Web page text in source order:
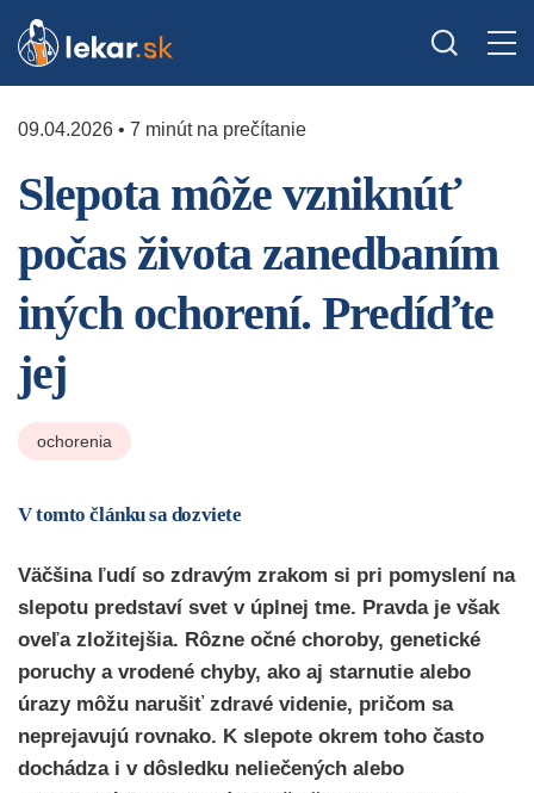
09.04.2026 • 7 minút na prečítanie
Slepota môže vzniknúť
počas života zanedbaním
iných ochorení. Predíďte
jej
ochorenia
V tomto článku sa dozviete
Väčšina ľudí so zdravým zrakom si pri pomyslení na
slepotu predstaví svet v úplnej tme. Pravda je však
oveľa zložitejšia. Rôzne očné choroby, genetické
poruchy a vrodené chyby, ako aj starnutie alebo
úrazy môžu narušiť zdravé videnie, pričom sa
neprejavujú rovnako. K slepote okrem toho často
dochádza i v dôsledku neliečených alebo